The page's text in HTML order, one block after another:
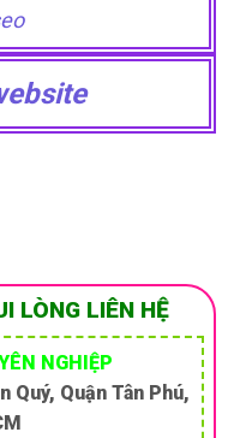
LÒNG LIÊN HỆ
NGHIỆP
Quý, Quận Tân Phú,